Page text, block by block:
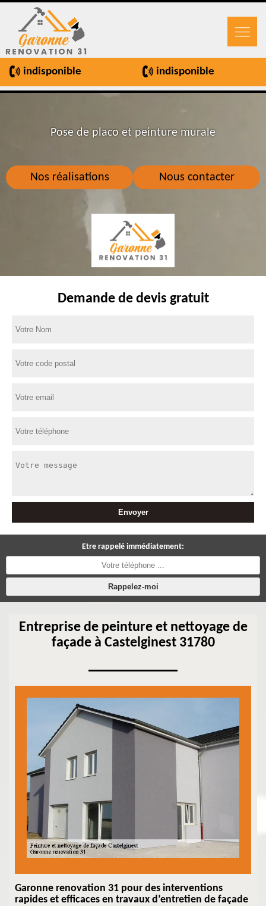
indisponible indisponible
Nos réalisations Nous contacter
Pose de placo et peinture murale
Demande de devis gratuit
Etre rappelé immédiatement:
Entreprise de peinture et nettoyage de
façade à Castelginest 31780
Garonne renovation 31 pour des interventions
rapides et efficaces en travaux d’entretien de façade